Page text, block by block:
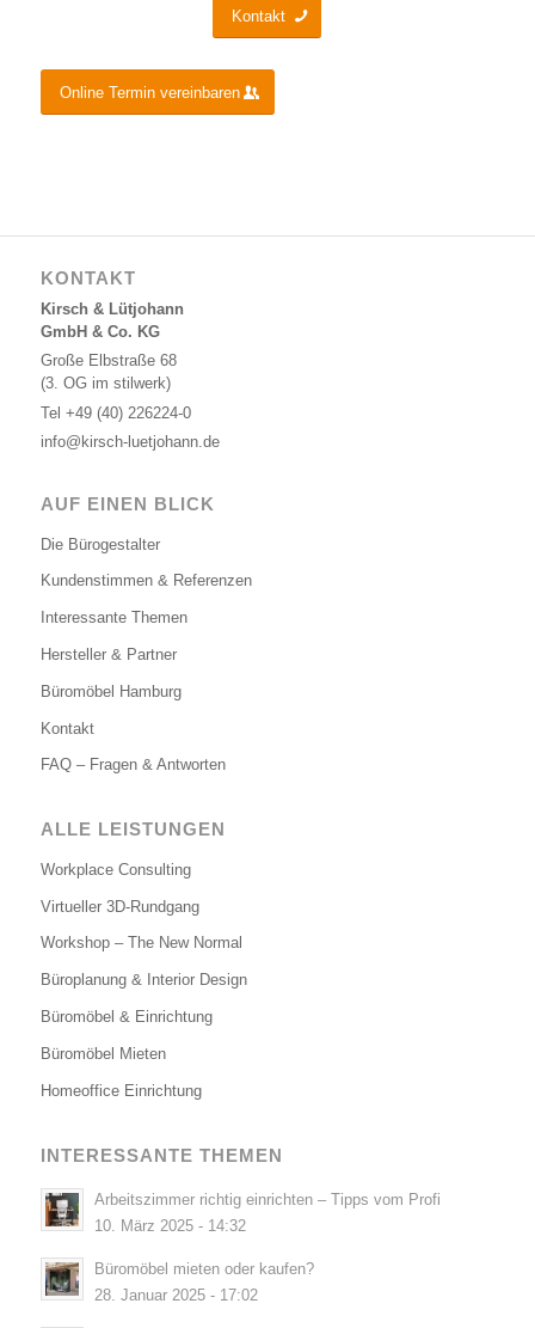
Kontakt
Online Termin vereinbaren
KONTAKT
Kirsch & Lütjohann
GmbH & Co. KG
Große Elbstraße 68
(3. OG im stilwerk)
Tel +49 (40) 226224-0
info@kirsch-luetjohann.de
AUF EINEN BLICK
Die Bürogestalter
Kundenstimmen & Referenzen
Interessante Themen
Hersteller & Partner
Büromöbel Hamburg
Kontakt
FAQ – Fragen & Antworten
ALLE LEISTUNGEN
Workplace Consulting
Virtueller 3D-Rundgang
Workshop – The New Normal
Büroplanung & Interior Design
Büromöbel & Einrichtung
Büromöbel Mieten
Homeoffice Einrichtung
INTERESSANTE THEMEN
Arbeitszimmer richtig einrichten – Tipps vom Profi
10. März 2025 - 14:32
Büromöbel mieten oder kaufen?
28. Januar 2025 - 17:02